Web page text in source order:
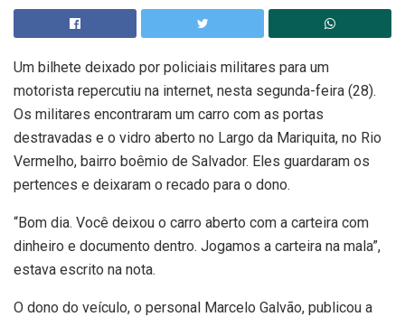
Um bilhete deixado por policiais militares para um
motorista repercutiu na internet, nesta segunda-feira (28).
Os militares encontraram um carro com as portas
destravadas e o vidro aberto no Largo da Mariquita, no Rio
Vermelho, bairro boêmio de Salvador. Eles guardaram os
pertences e deixaram o recado para o dono.
“Bom dia. Você deixou o carro aberto com a carteira com
dinheiro e documento dentro. Jogamos a carteira na mala”,
estava escrito na nota.
O dono do veículo, o personal Marcelo Galvão, publicou a